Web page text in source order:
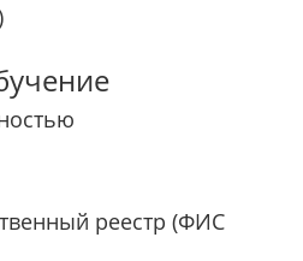
реестр (ФИС